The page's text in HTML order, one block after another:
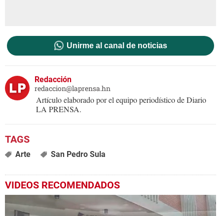
Unirme al canal de noticias
Redacción
redaccion@laprensa.hn
Artículo elaborado por el equipo periodístico de Diario
LA PRENSA.
Arte San Pedro Sula
VIDEOS RECOMENDADOS